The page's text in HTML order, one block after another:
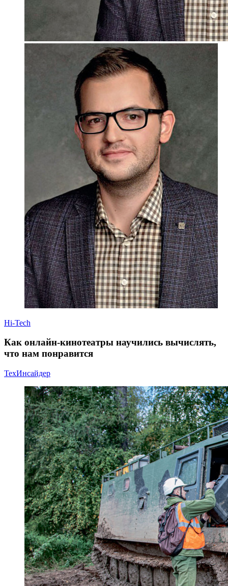
Hi-Tech
Как онлайн-кинотеатры научились вычислять,
что нам понравится
ТехИнсайдер